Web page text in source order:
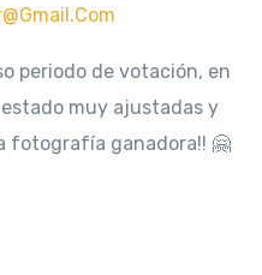
periodo de votación, en
muy ajustadas y
fotografía ganadora!! 🤗